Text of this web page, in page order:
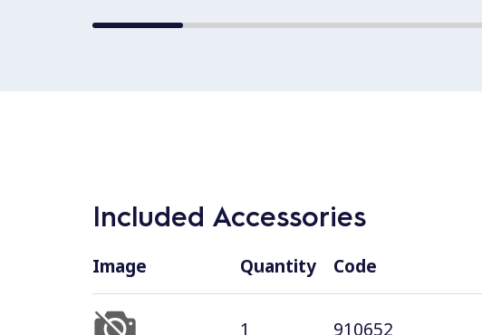
Included Accessories
Image Quantity Code
1 910652